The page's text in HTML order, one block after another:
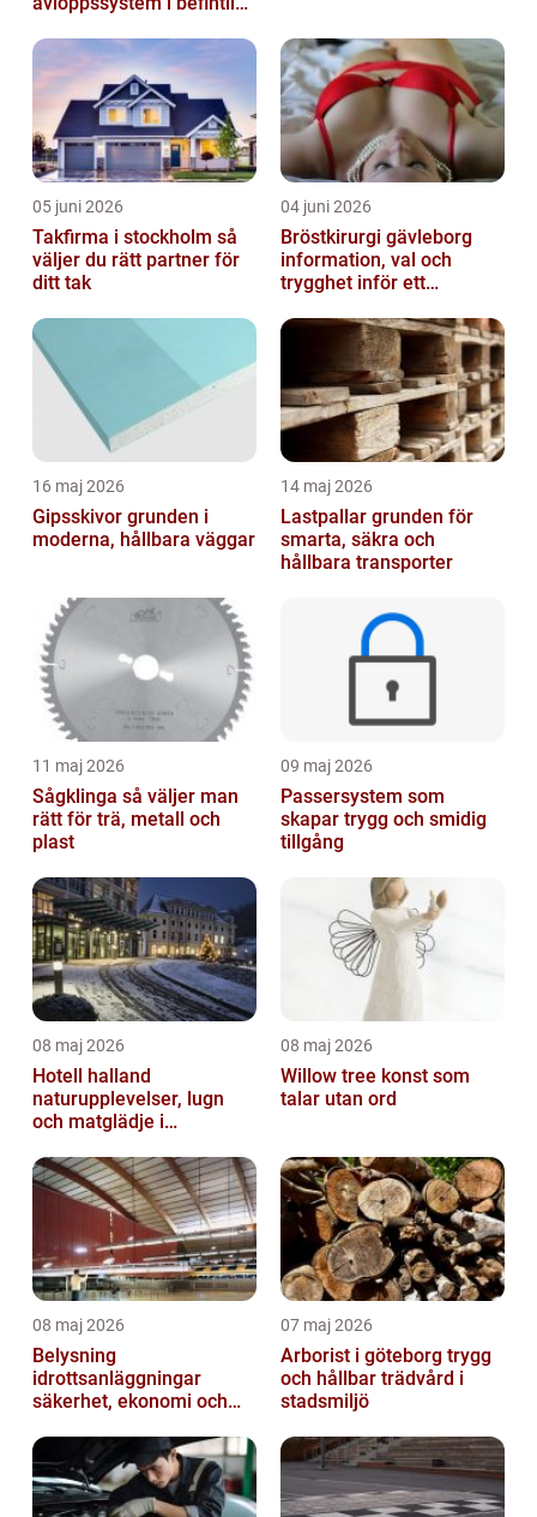
05 juni 2026
Takfirma i stockholm så
väljer du rätt partner för
ditt tak
04 juni 2026
Bröstkirurgi gävleborg
information, val och
trygghet inför ett
16 maj 2026
Gipsskivor grunden i
moderna, hållbara väggar
14 maj 2026
Lastpallar grunden för
smarta, säkra och
hållbara transporter
11 maj 2026
Sågklinga så väljer man
rätt för trä, metall och
plast
09 maj 2026
Passersystem som
skapar trygg och smidig
tillgång
08 maj 2026
Hotell halland
naturupplevelser, lugn
och matglädje i
08 maj 2026
Willow tree konst som
talar utan ord
08 maj 2026
Belysning
idrottsanläggningar
säkerhet, ekonomi och
07 maj 2026
Arborist i göteborg trygg
och hållbar trädvård i
stadsmiljö